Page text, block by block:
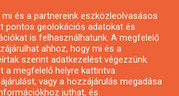
mi és a partnereink eszközleolvasásos
pontos geolokációs adatokat és
is felhasználhatunk. A megfelelő
ahhoz, hogy mi és a
szerint adatkezelést végezzünk.
a megfelelő helyre kattintva
vagy a hozzájárulás megadása
juthat, és